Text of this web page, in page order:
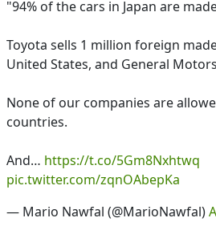
"94% of the cars in Japan are
Toyota sells 1 million foreign
United States, and General
None of our companies are
countries.
And… https://t.co/5Gm8Nxhtwq
pic.twitter.com/zqnOAbepKa
— Mario Nawfal (@MarioNawfal)